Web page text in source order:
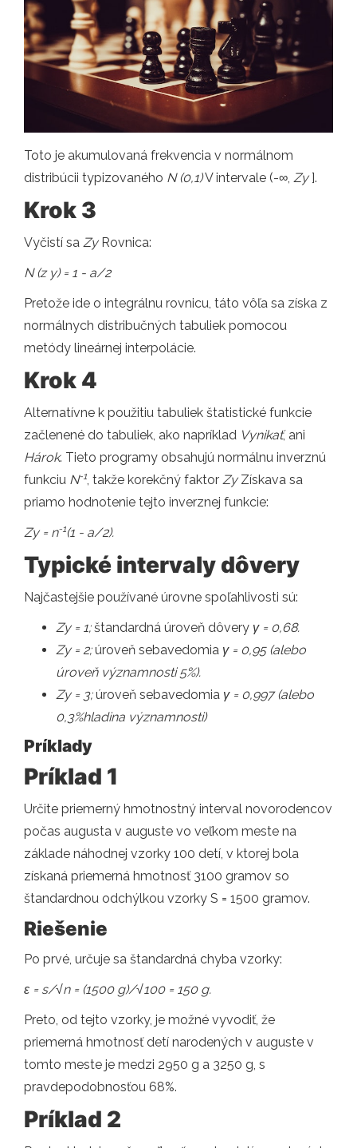
Toto je akumulovaná frekvencia v normálnom
distribúcii typizovaného N (0,1)V intervale (-∞, Zy].
Krok 3
Vyčistí sa ZyRovnica:
N (z y) = 1 - a/2
Pretože ide o integrálnu rovnicu, táto vôľa sa získa z
normálnych distribučných tabuliek pomocou
metódy lineárnej interpolácie.
Krok 4
Alternatívne k použitiu tabuliek štatistické funkcie
začlenené do tabuliek, ako napríklad Vynikať, ani
Hárok. Tieto programy obsahujú normálnu inverznú
funkciu N-1 , takže korekčný faktor ZyZískava sa
priamo hodnotenie tejto inverznej funkcie:
Zy = n-1(1 - a/2).
Typické intervaly dôvery
Najčastejšie používané úrovne spoľahlivosti sú:
Zy = 1;štandardná úroveň dôvery γ = 0,68.
Zy = 2;úroveň sebavedomia γ = 0,95 (alebo
úroveň významnosti 5%).
Zy = 3;úroveň sebavedomia γ = 0,997 (alebo
0,3%hladina významnosti)
Príklady
Príklad 1
Určite priemerný hmotnostný interval novorodencov
počas augusta v auguste vo veľkom meste na
základe náhodnej vzorky 100 detí, v ktorej bola
získaná priemerná hmotnosť 3100 gramov so
štandardnou odchýlkou ​​vzorky S = 1500 gramov.
Riešenie
Po prvé, určuje sa štandardná chyba vzorky:
ε = s/√n = (1500 g)/√100 = 150 g.
Preto, od tejto vzorky, je možné vyvodiť, že
priemerná hmotnosť detí narodených v auguste v
tomto meste je medzi 2950 g a 3250 g, s
pravdepodobnosťou 68%.
Príklad 2